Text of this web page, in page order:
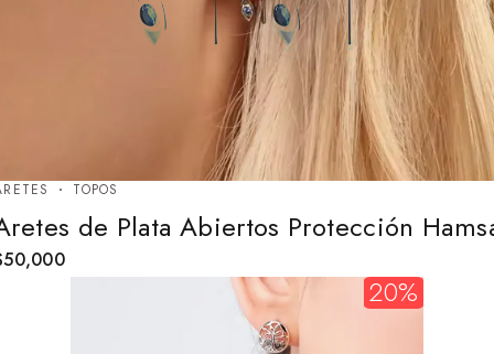
TOPOS
de Plata Abiertos Protección
50,000
20%